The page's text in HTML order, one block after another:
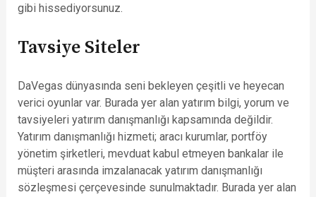
gibi hissediyorsunuz.
Tavsiye Siteler
DaVegas dünyasında seni bekleyen çeşitli ve heyecan
verici oyunlar var. Burada yer alan yatırım bilgi, yorum ve
tavsiyeleri yatırım danışmanlığı kapsamında değildir.
Yatırım danışmanlığı hizmeti; aracı kurumlar, portföy
yönetim şirketleri, mevduat kabul etmeyen bankalar ile
müşteri arasında imzalanacak yatırım danışmanlığı
sözleşmesi çerçevesinde sunulmaktadır. Burada yer alan